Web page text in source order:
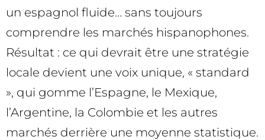
un espagnol fluide… sans toujours
comprendre les marchés hispanophones.
Résultat : ce qui devrait être une stratégie
locale devient une voix unique, « standard
», qui gomme l’Espagne, le Mexique,
l’Argentine, la Colombie et les autres
marchés derrière une moyenne statistique.